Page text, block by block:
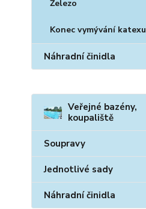
Železo
Konec vymývání katexu
Náhradní činidla
Veřejné bazény,
koupaliště
Soupravy
Jednotlivé sady
Náhradní činidla